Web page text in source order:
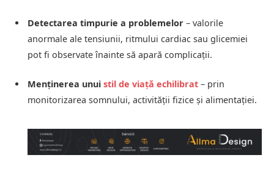
Detectarea timpurie a problemelor – valorile
anormale ale tensiunii, ritmului cardiac sau glicemiei
pot fi observate înainte să apară complicații.
Menținerea unui stil de viață echilibrat – prin
monitorizarea somnului, activității fizice și alimentației.